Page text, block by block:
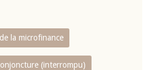
la microfinance
(interrompu)